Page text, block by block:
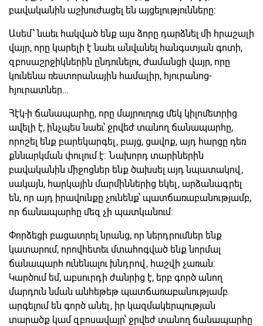
բավականին աշխուժացել են այցելությունները:
Ասեմ՝ նաեւ հակված ենք այս ձորը դարձնել մի հրաշալի
վայր, որը կարելի է նաեւ անվանել հանգստյան գոտի,
զբոսաշրջիկներին ընդունելու, ժամանցի վայր, որը
կունենա ռեստորանային համալիր, հյուրանոց-
հյուրատներ…
Հէկ-ի ճանապարհը, որը մայրուղուց մեկ կիլոմետրից
ավելի է, ինչպես նաեւ՝ ջրվեժ տանող ճանապարհը,
որոշել ենք բարեկարգել, բայց, ցավոք, այդ հարցը դեռ
քննարկման փուլում է: Նախորդ տարիներին
բավականին միջոցներ ենք ծախսել այդ նպատակով,
սակայն, հարկային մարմիններից եկել, արձանագրել
են, որ այդ իրավունքը չունենք՝ պատճառաբանությամբ,
որ ճանապարհը մեզ չի պատկանում:
Փորձեցի բացատրել նրանց, որ ներդրումներ ենք
կատարում, որովհետեւ մտահոգված ենք նորմալ
ճանապարհ ունենալու խնդրով, հաշվի չառան:
Կարծում եմ, աբսուրդի ժանրից է, երբ գործ անող
մարդուն նման անհեթեթ պատճառաբանությամբ
արգելում են գործ անել, իր կազմակերպության
տարածք կամ զբոսավայր՝ ջրվեժ տանող ճանապարհը